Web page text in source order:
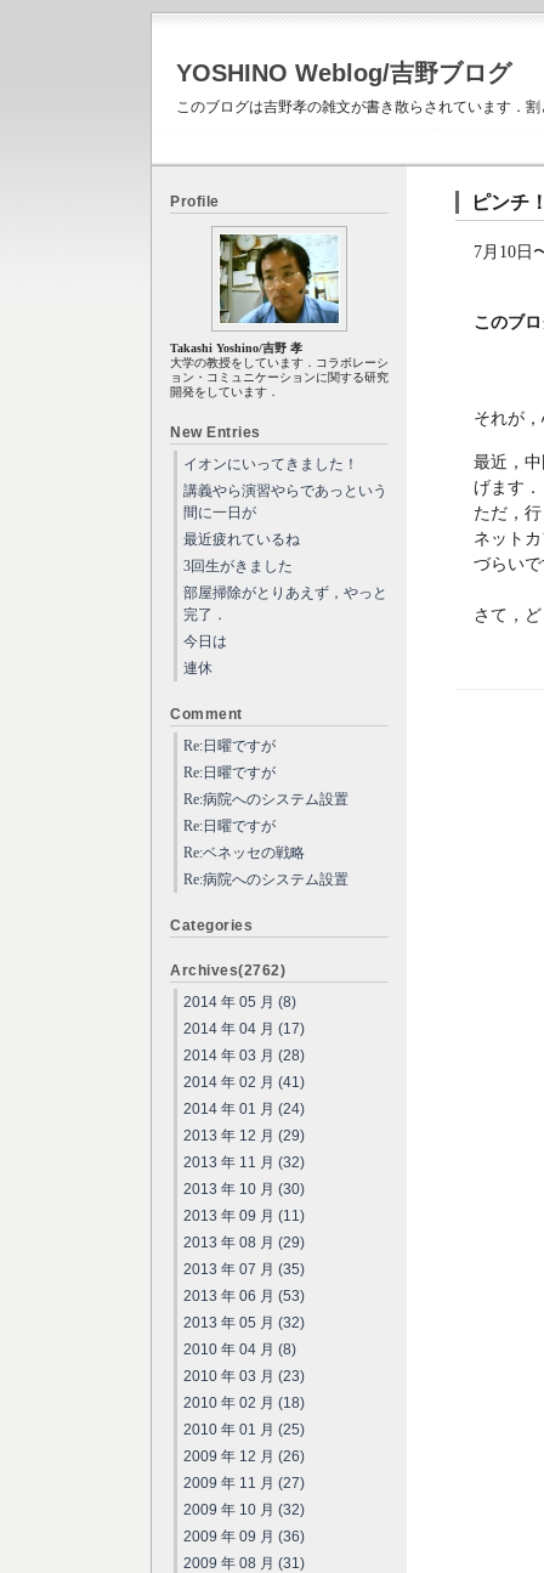
YOSHINO Weblog/吉野ブログ
このブログは吉野孝の雑文が書き散らされています．
ピンチ
7月10日
このブ
それが
最近，
げます．
ただ，
ネット
づらい
さて，
Profile
Takashi Yoshino/吉野 孝
大学の教授をしています．コラボレーシ
ョン・コミュニケーションに関する研究
開発をしています．
New Entries
イオンにいってきました！
講義やら演習やらであっという
間に一日が
最近疲れているね
3回生がきました
部屋掃除がとりあえず，やっと
完了．
今日は
連休
Comment
Re:日曜ですが
Re:日曜ですが
Re:病院へのシステム設置
Re:日曜ですが
Re:ベネッセの戦略
Re:病院へのシステム設置
Categories
Archives(2762)
2014 年 05 月 (8)
2014 年 04 月 (17)
2014 年 03 月 (28)
2014 年 02 月 (41)
2014 年 01 月 (24)
2013 年 12 月 (29)
2013 年 11 月 (32)
2013 年 10 月 (30)
2013 年 09 月 (11)
2013 年 08 月 (29)
2013 年 07 月 (35)
2013 年 06 月 (53)
2013 年 05 月 (32)
2010 年 04 月 (8)
2010 年 03 月 (23)
2010 年 02 月 (18)
2010 年 01 月 (25)
2009 年 12 月 (26)
2009 年 11 月 (27)
2009 年 10 月 (32)
2009 年 09 月 (36)
2009 年 08 月 (31)